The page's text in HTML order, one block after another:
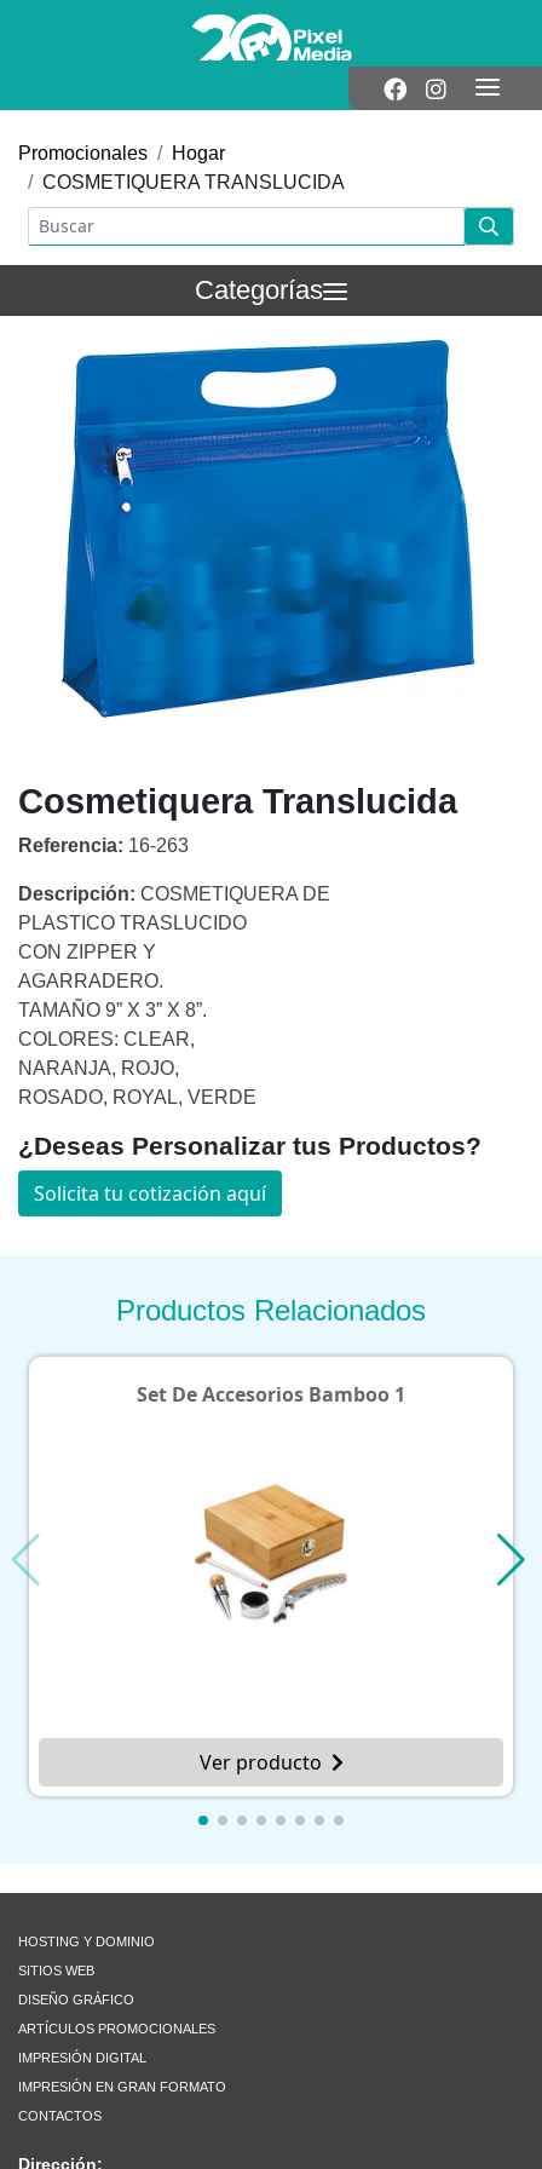
Promocionales
Hogar
COSMETIQUERA TRANSLUCIDA
Categorías
Cosmetiquera Translucida
Referencia: 16-263
Descripción: COSMETIQUERA DE
PLASTICO TRASLUCIDO
CON ZIPPER Y
AGARRADERO.
TAMAÑO 9” X 3” X 8”.
COLORES: CLEAR,
NARANJA, ROJO,
ROSADO, ROYAL, VERDE
¿Deseas Personalizar tus Productos?
Solicita tu cotización aquí
Productos Relacionados
Set De Accesorios Bamboo 1
Ver producto
HOSTING Y DOMINIO
SITIOS WEB
DISEÑO GRÁFICO
ARTÍCULOS PROMOCIONALES
IMPRESIÓN DIGITAL
IMPRESIÓN EN GRAN FORMATO
CONTACTOS
Dirección: